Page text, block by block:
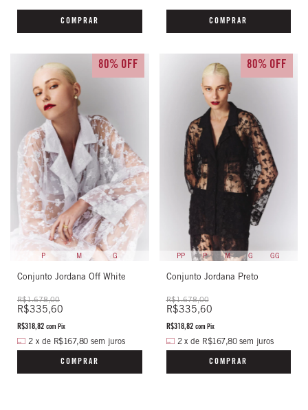
COMPRAR COMPRAR
P M G
Conjunto Jordana Off White
R$1.678,00
R$335,60
80% OFF
R$318,82 com Pix
2 x de R$167,80 sem juros
COMPRAR
PP P M G GG
Conjunto Jordana Preto
R$1.678,00
R$335,60
80% OFF
R$318,82 com Pix
2 x de R$167,80 sem juros
COMPRAR